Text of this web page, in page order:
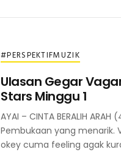
#PERSPEKTIFMUZIK
Ulasan Gegar
Stars Minggu 1
AYAI – CINTA BERALIH ARAH
Pembukaan yang menarik.
okey cuma feeling agak